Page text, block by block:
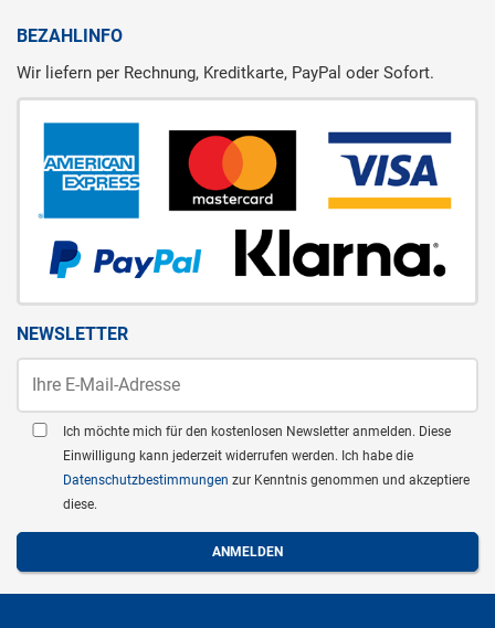
BEZAHLINFO
Wir liefern per Rechnung, Kreditkarte, PayPal oder Sofort.
NEWSLETTER
Ich möchte mich für den kostenlosen Newsletter anmelden. Diese
Einwilligung kann jederzeit widerrufen werden. Ich habe die
Datenschutzbestimmungen zur Kenntnis genommen und akzeptiere
diese.